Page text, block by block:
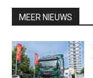
MEER NIEUWS